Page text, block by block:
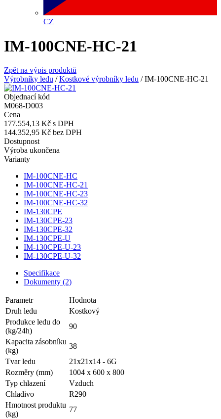
CZ
IM-100CNE-HC-21
Zpět na výpis produktů
Výrobníky ledu /Kostkové výrobníky ledu /IM-100CNE-HC-21
Objednací kód
M068-D003
Cena
177.554,13 Kč s DPH
144.352,95 Kč bez DPH
Dostupnost
Výroba ukončena
Varianty
IM-100CNE-HC
IM-100CNE-HC-21
IM-100CNE-HC-23
IM-100CNE-HC-32
IM-130CPE
IM-130CPE-23
IM-130CPE-32
IM-130CPE-U
IM-130CPE-U-23
IM-130CPE-U-32
Specifikace
Dokumenty (2)
Parametr
Hodnota
Druh ledu
Kostkový
Produkce ledu do
(kg/24h)
90
Kapacita zásobníku
(kg)
38
Tvar ledu
21x21x14 - 6G
Rozměry (mm)
1004 x 600 x 800
Typ chlazení
Vzduch
Chladivo
R290
Hmotnost produktu
(kg)
77